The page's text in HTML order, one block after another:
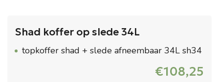
Shad koffer op slede 34L
topkoffer shad + slede afneembaar 34L sh34
€108,25